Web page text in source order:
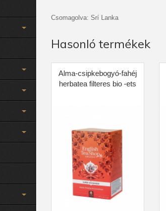
Csomagolva: Srí Lanka
Hasonló termékek
Alma-csipkebogyó-fahéj
herbatea filteres bio -ets